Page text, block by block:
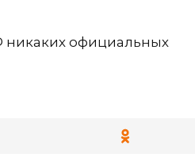
никаких официальных